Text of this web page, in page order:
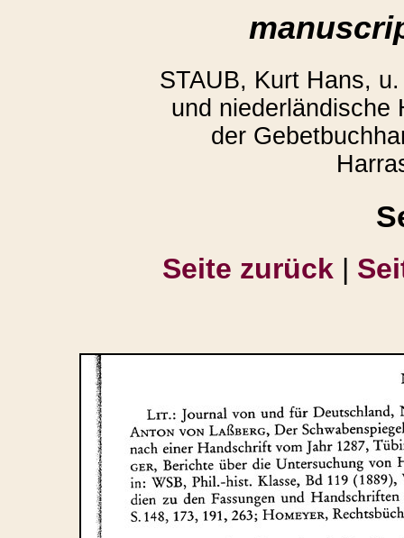
STAUB, Kurt Hans,
und niederländische
der
Seite zurück |